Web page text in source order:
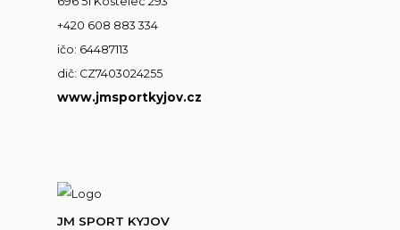
+420 608 883 334
ičo: 64487113
dič: CZ7403024255
www.jmsportkyjov.cz
JM SPORT KYJOV